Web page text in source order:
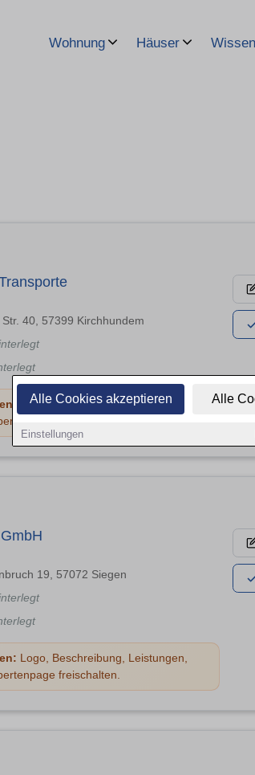
Alle Cookies akzeptieren Alle
Einstellungen
Wohnung Häuser Wissen
Str. 40, 57399 Kirchhundem
Logo, Beschreibung, Leistungen,
freischalten.
19, 57072 Siegen
Logo, Beschreibung, Leistungen,
freischalten.